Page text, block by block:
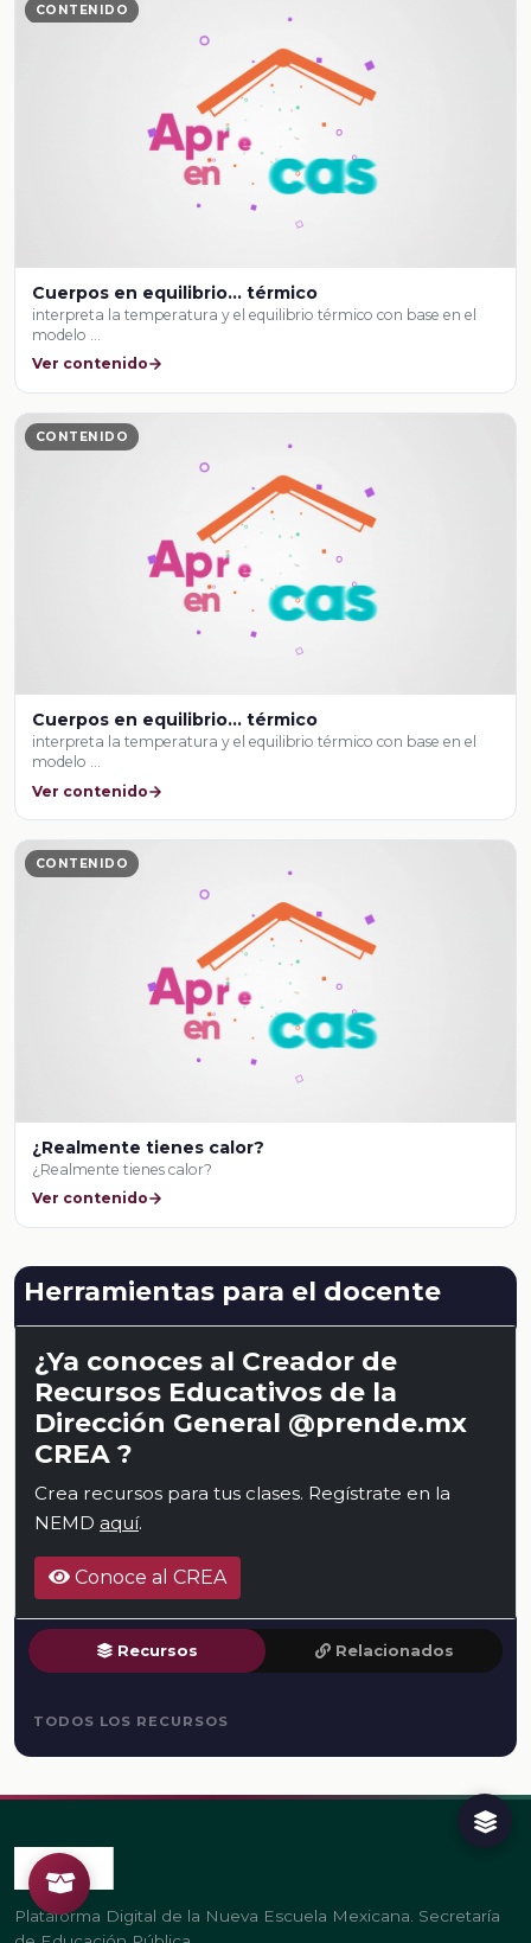
CONTENIDO
Cuerpos en equilibrio… térmico
interpreta la temperatura y el equilibrio térmico con base en el
modelo …
Ver contenido
CONTENIDO
Cuerpos en equilibrio… térmico
interpreta la temperatura y el equilibrio térmico con base en el
modelo …
Ver contenido
CONTENIDO
¿Realmente tienes calor?
¿Realmente tienes calor?
Ver contenido
Herramientas para el docente
¿Ya conoces al Creador de
Recursos Educativos de la
Dirección General @prende.mx
CREA ?
Crea recursos para tus clases. Regístrate en la
NEMD aquí.
Conoce al CREA
Recursos Relacionados
TODOS LOS RECURSOS
Plataforma Digital de la Nueva Escuela Mexicana. Secretaría